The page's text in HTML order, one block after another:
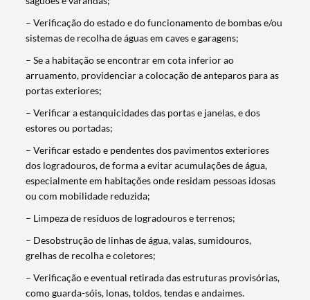
Termo de Pesquisa
– Verificação do estado e do funcionamento de bombas e/ou
sistemas de recolha de águas em caves e garagens;
– Se a habitação se encontrar em cota inferior ao
arruamento, providenciar a colocação de anteparos para as
portas exteriores;
– Verificar a estanquicidades das portas e janelas, e dos
estores ou portadas;
– Verificar estado e pendentes dos pavimentos exteriores
dos logradouros, de forma a evitar acumulações de água,
especialmente em habitações onde residam pessoas idosas
ou com mobilidade reduzida;
– Limpeza de resíduos de logradouros e terrenos;
– Desobstrução de linhas de água, valas, sumidouros,
grelhas de recolha e coletores;
– Verificação e eventual retirada das estruturas provisórias,
como guarda-sóis, lonas, toldos, tendas e andaimes.